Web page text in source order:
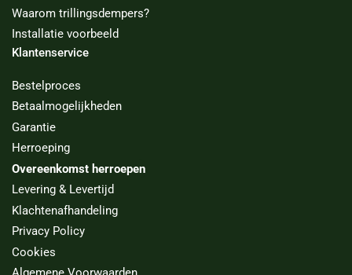
Waarom trillingsdempers?
Installatie voorbeeld
Klantenservice
Bestelproces
Betaalmogelijkheden
Garantie
Herroeping
Overeenkomst herroepen
Levering & Levertijd
Klachtenafhandeling
Privacy Policy
Cookies